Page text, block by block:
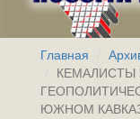
Главная
КЕМАЛИСТЫ
ЮЖНОМ